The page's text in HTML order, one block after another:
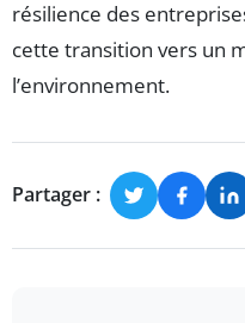
résilience des
cette transition vers un
l’environnement.
Partager :